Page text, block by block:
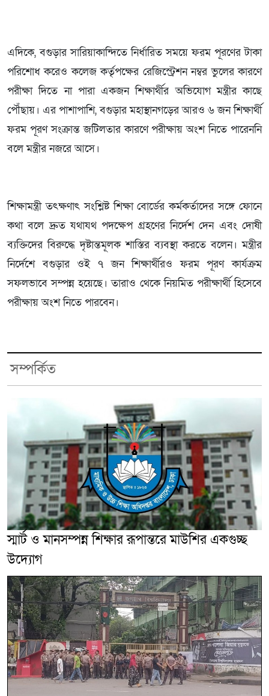
এদিকে, বগুড়ার সারিয়াকান্দিতে নির্ধারিত সময়ে ফরম পূরণের টাকা
পরিশোধ করেও কলেজ কর্তৃপক্ষের রেজিস্ট্রেশন নম্বর ভুলের কারণে
পরীক্ষা দিতে না পারা একজন শিক্ষার্থীর অভিযোগ মন্ত্রীর কাছে
পৌঁছায়। এর পাশাপাশি, বগুড়ার মহাস্থানগড়ের আরও ৬ জন শিক্ষার্থী
ফরম পূরণ সংক্রান্ত জটিলতার কারণে পরীক্ষায় অংশ নিতে পারেননি
বলে মন্ত্রীর নজরে আসে।
শিক্ষামন্ত্রী তৎক্ষণাৎ সংশ্লিষ্ট শিক্ষা বোর্ডের কর্মকর্তাদের সঙ্গে ফোনে
কথা বলে দ্রুত যথাযথ পদক্ষেপ গ্রহণের নির্দেশ দেন এবং দোষী
ব্যক্তিদের বিরুদ্ধে দৃষ্টান্তমূলক শাস্তির ব্যবস্থা করতে বলেন। মন্ত্রীর
নির্দেশে বগুড়ার ওই ৭ জন শিক্ষার্থীরও ফরম পূরণ কার্যক্রম
সফলভাবে সম্পন্ন হয়েছে। তারাও থেকে নিয়মিত পরীক্ষার্থী হিসেবে
পরীক্ষায় অংশ নিতে পারবেন।
সম্পর্কিত
স্মার্ট ও মানসম্পন্ন শিক্ষার রূপান্তরে মাউশির একগুচ্ছ
উদ্যোগ